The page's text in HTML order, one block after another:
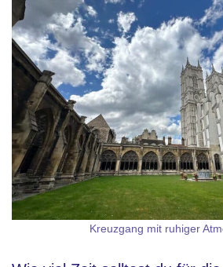
Kreuzgang mit ruhiger